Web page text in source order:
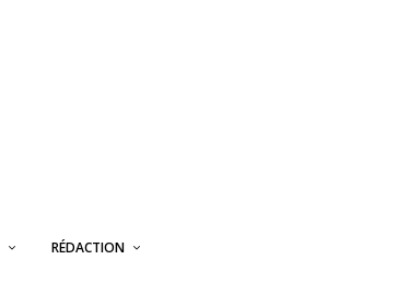
RÉDACTION